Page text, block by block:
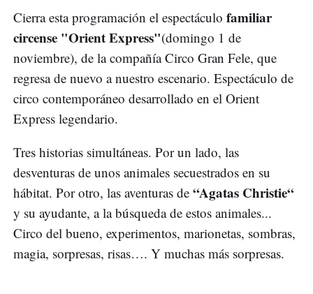
Cierra esta programación el espectáculo familiar
circense "Orient Express"(domingo 1 de
noviembre), de la compañía Circo Gran Fele, que
regresa de nuevo a nuestro escenario. Espectáculo de
circo contemporáneo desarrollado en el Orient
Express legendario.
Tres historias simultáneas. Por un lado, las
desventuras de unos animales secuestrados en su
hábitat. Por otro, las aventuras de “Agatas Christie“
y su ayudante, a la búsqueda de estos animales...
Circo del bueno, experimentos, marionetas, sombras,
magia, sorpresas, risas…. Y muchas más sorpresas.